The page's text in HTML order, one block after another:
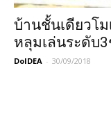
บ้านชั้นเดียวโ
หลุมเล่นระดับ
DoIDEA - 30/09/2018